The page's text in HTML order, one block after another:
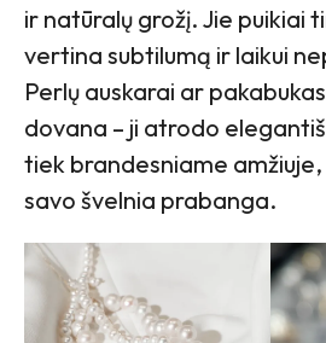
ir natūralų grožį. Jie puikiai
vertina subtilumą ir laikui
Perlų auskarai ar
dovana – ji atrodo
tiek brandesniame
savo švelnia prabanga.